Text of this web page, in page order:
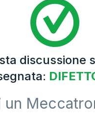
discussione
un